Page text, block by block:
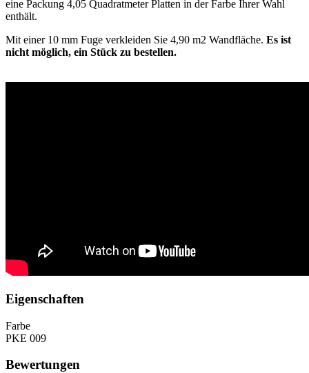
eine Packung 4,05 Quadratmeter Platten in der Farbe Ihrer Wahl
enthält.
Mit einer 10 mm Fuge verkleiden Sie 4,90 m2 Wandfläche. Es ist
nicht möglich, ein Stück zu bestellen.
Eigenschaften
Farbe
PKE 009
Bewertungen